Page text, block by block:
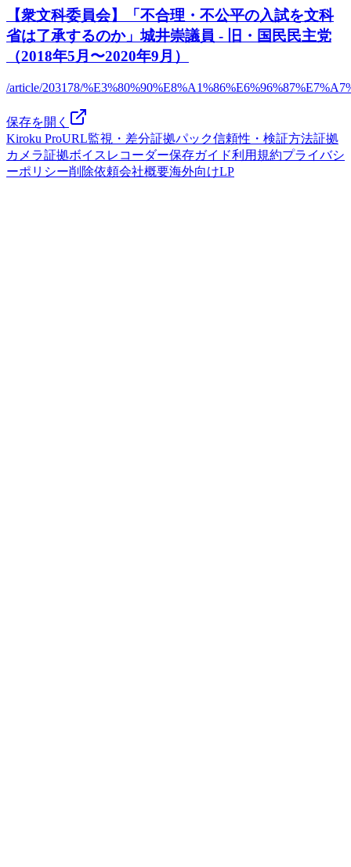
【衆文科委員会】「不合理・不公平の入試を文科
省は了承するのか」城井崇議員 - 旧・国民民主党
（2018年5月〜2020年9月）
/article/203178/
保存を開く
Kiroku ProURL監視・差分証拠パック信頼性・検証方法証拠
カメラ証拠ボイスレコーダー保存ガイド利用規約プライバシ
ーポリシー削除依頼会社概要海外向けLP